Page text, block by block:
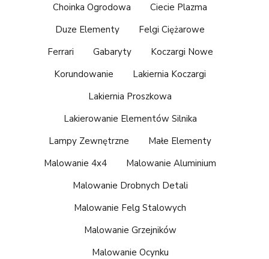
Choinka Ogrodowa
Ciecie Plazma
Duze Elementy
Felgi Ciężarowe
Ferrari
Gabaryty
Koczargi Nowe
Korundowanie
Lakiernia Koczargi
Lakiernia Proszkowa
Lakierowanie Elementów Silnika
Lampy Zewnętrzne
Małe Elementy
Malowanie 4x4
Malowanie Aluminium
Malowanie Drobnych Detali
Malowanie Felg Stalowych
Malowanie Grzejników
Malowanie Ocynku